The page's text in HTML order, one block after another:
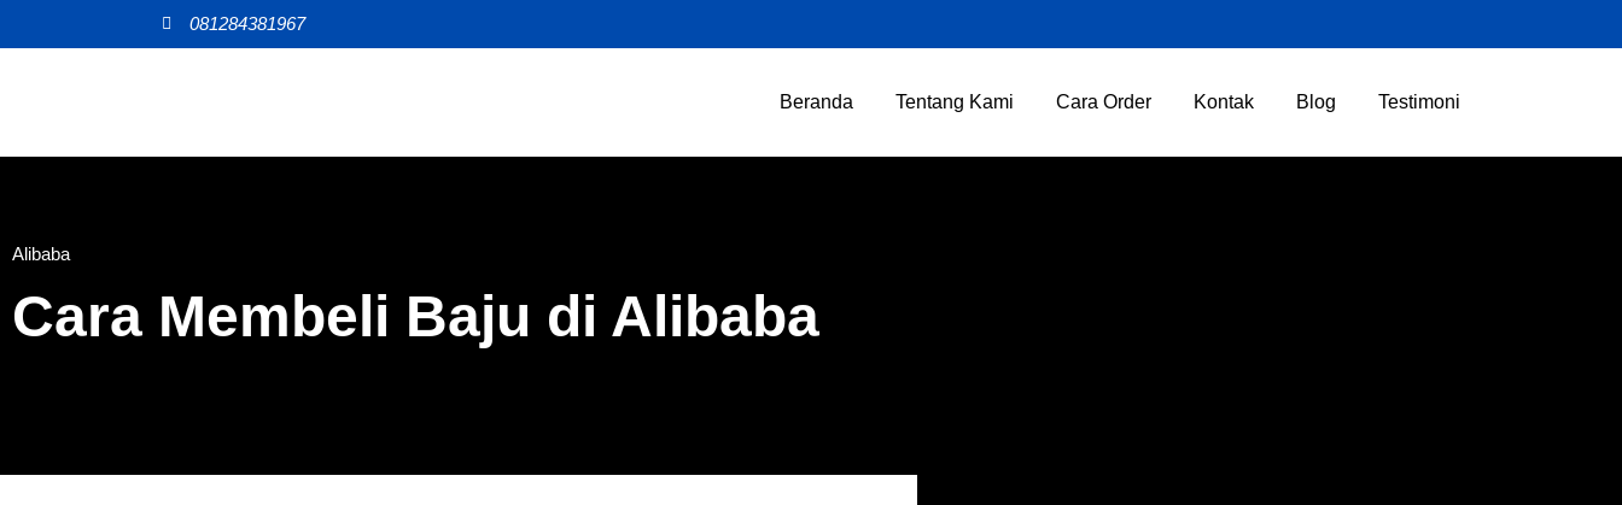
081284381967
Beranda Tentang Kami Cara Order Kontak Blog Testimoni
Alibaba
Cara Membeli Baju di Alibaba